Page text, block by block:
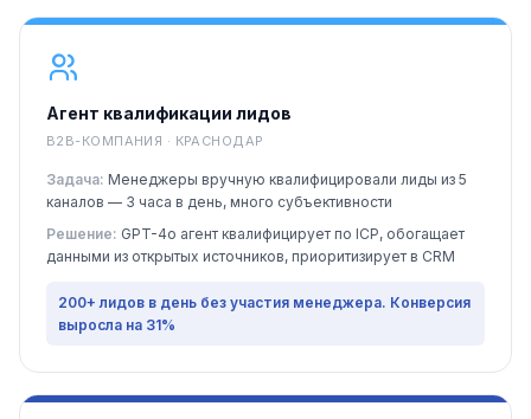
Агент квалификации лидов
B2B-КОМПАНИЯ · КРАСНОДАР
Задача: Менеджеры вручную квалифицировали лиды из 5
каналов — 3 часа в день, много субъективности
Решение: GPT-4o агент квалифицирует по ICP, обогащает
данными из открытых источников, приоритизирует в CRM
200+ лидов в день без участия менеджера. Конверсия
выросла на 31%